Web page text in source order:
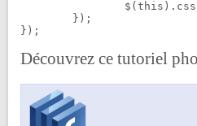
});
Découvrez ce tutoriel